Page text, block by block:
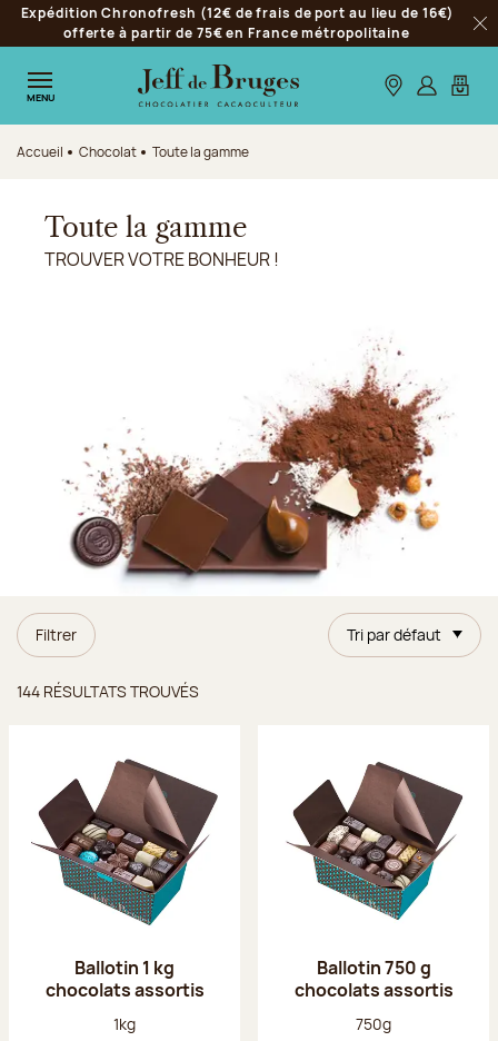
Aller à la navigation
Aller au contenu principal
Aller au pied de page
Expédition Chronofresh (12€ de frais de port au lieu de 16€)
offerte à partir de 75€ en France métropolitaine
MENU Nos boutiques
S’identifier
Mon
Accueil Chocolat Toute la gamme
Toute la gamme
TROUVER VOTRE BONHEUR !
Filtrer Tri par défaut
144 RÉSULTATS TROUVÉS
Ballotin 1 kg
chocolats assortis
Poids net :
1kg
Ballotin 750 g
chocolats assortis
Poids net :
750g